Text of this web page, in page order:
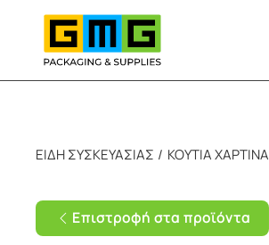
Skip to main content
ΕΙΔΗ ΣΥΣΚΕΥΑΣΙΑΣ ΚΟΥΤΙΑ ΧΑΡΤΙΝΑ
Επιστροφή στα προϊόντα